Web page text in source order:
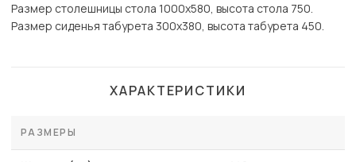
Размер столешницы стола 1000х580, высота стола 750.
Размер сиденья табурета 300х380, высота табурета 450.
ХАРАКТЕРИСТИКИ
РАЗМЕРЫ